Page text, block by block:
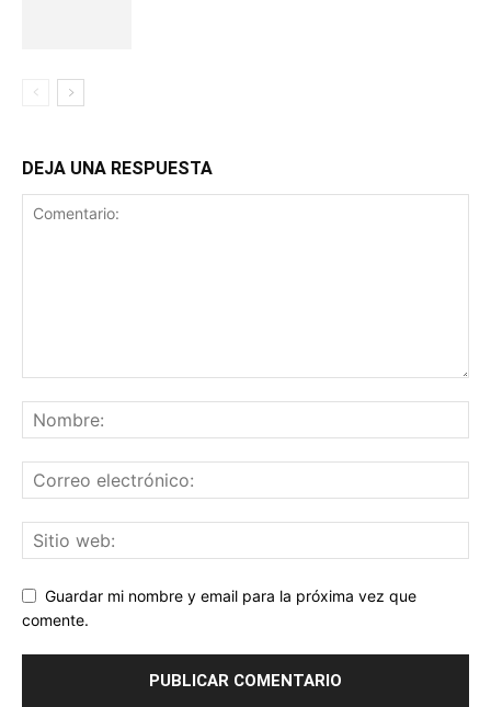
DEJA UNA RESPUESTA
Guardar mi nombre y email para la próxima vez que
comente.